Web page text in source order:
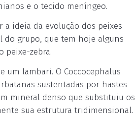
e o tecido meníngeo.
ideia da evolução dos peixes
do grupo, que tem hoje alguns
peixe-zebra.
lambari. O Coccocephalus
sustentadas por hastes
mineral denso que substituiu os
sua estrutura tridimensional.